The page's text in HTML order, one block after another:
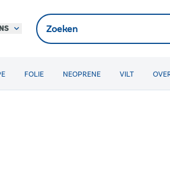
FOLIE NEOPRENE VILT